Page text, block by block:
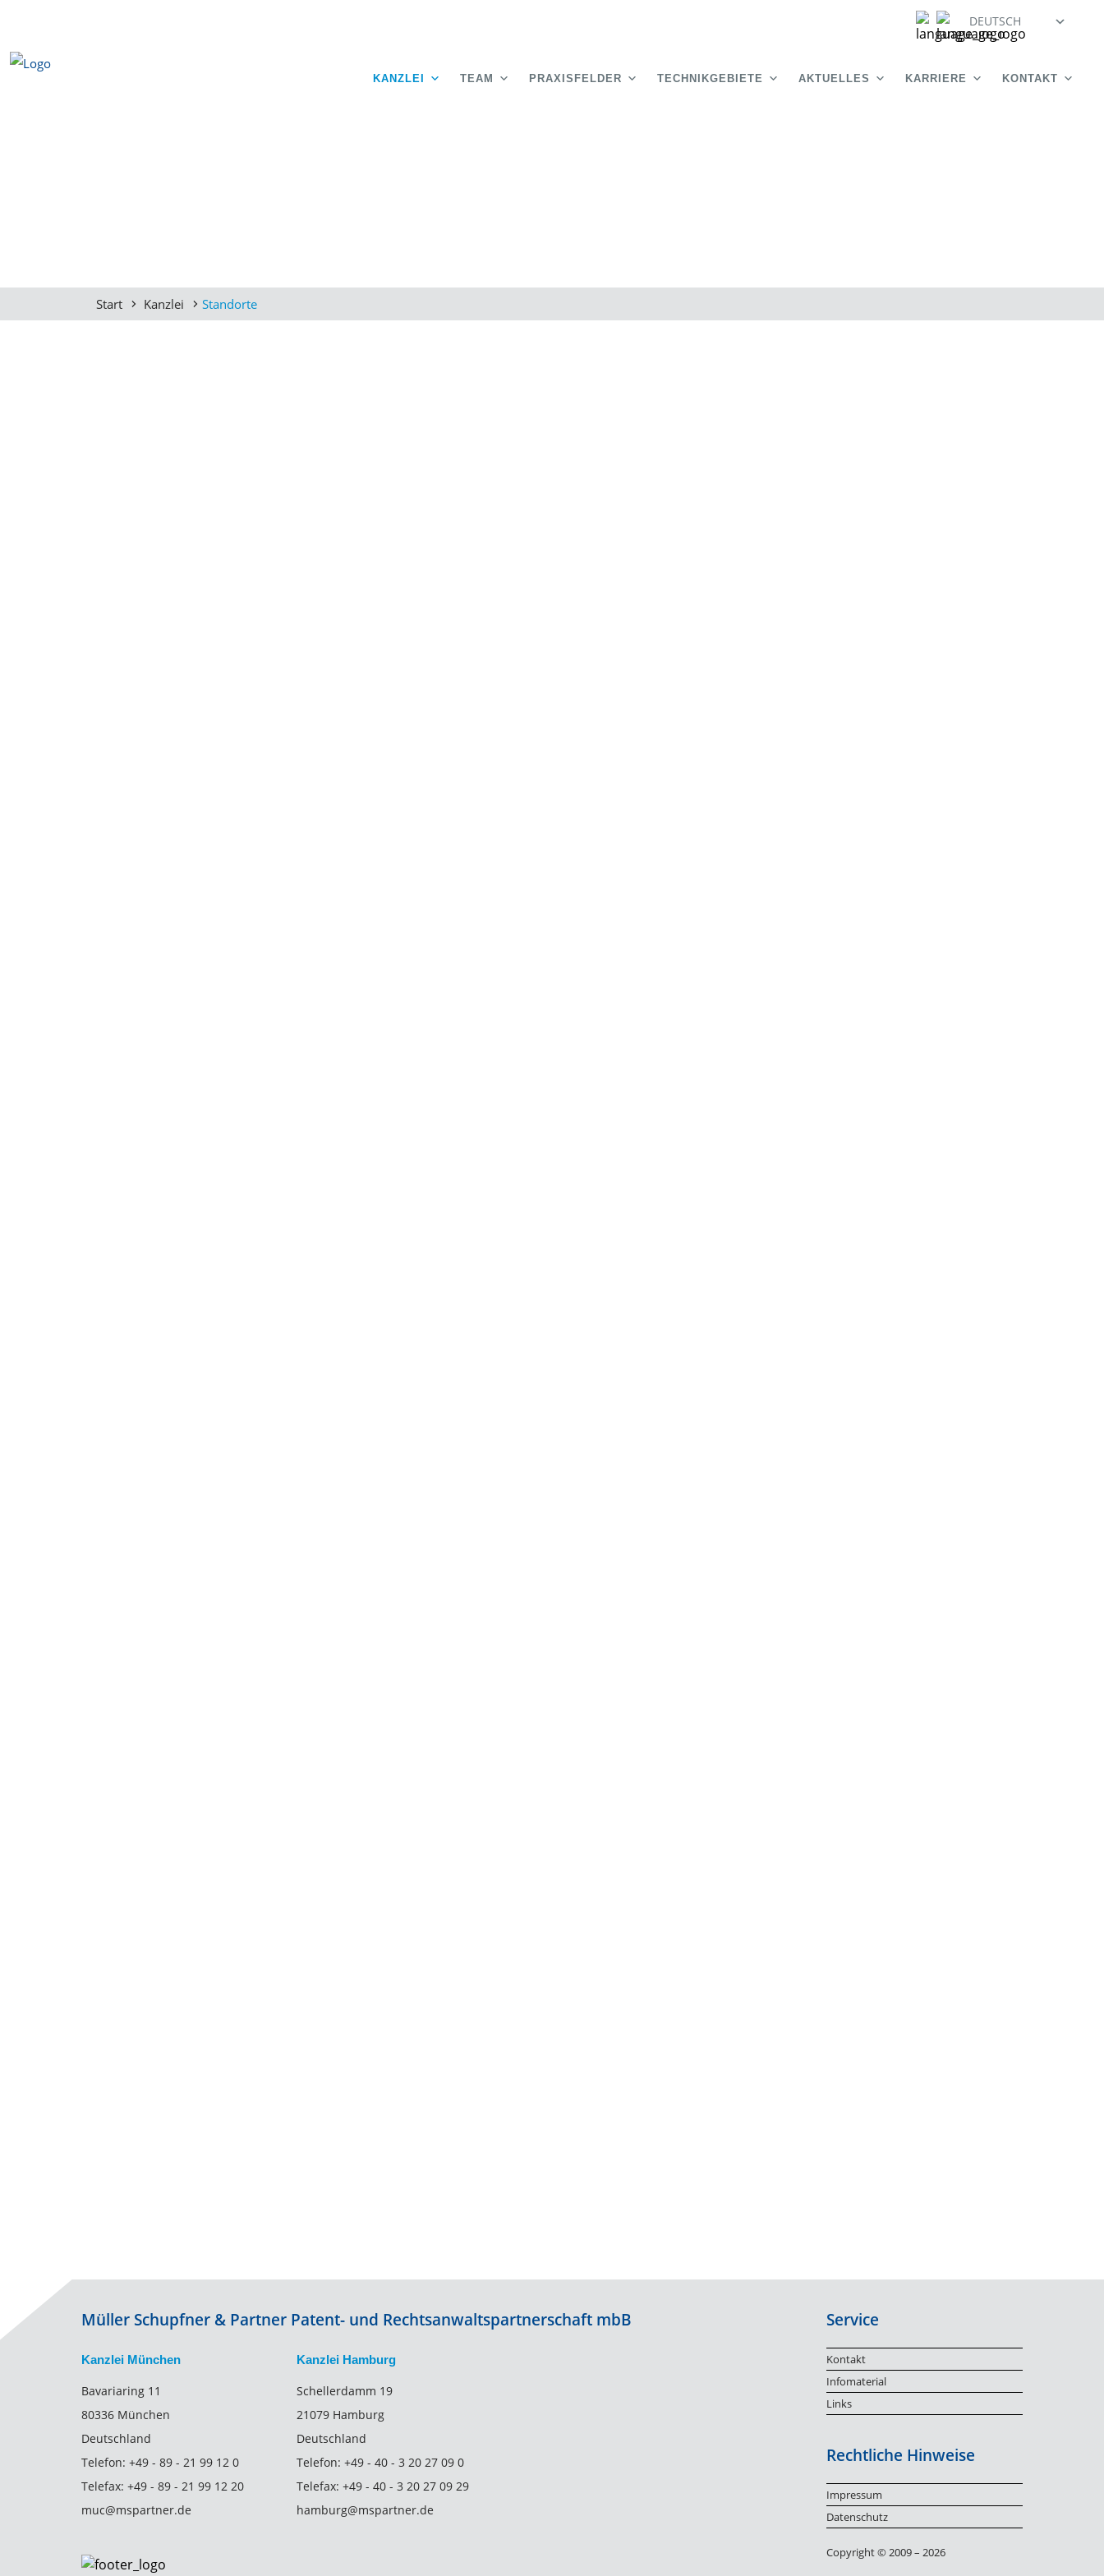
DEUTSCH
KANZLEI TEAM PRAXISFELDER TECHNIKGEBIETE AKTUELLES KARRIERE KONTAKT
Start Kanzlei Standorte
Müller Schupfner & Partner Patent- und Rechtsanwaltspartnerschaft mbB
Kanzlei München
Bavariaring 11
80336 München
Deutschland
Telefon:+49 - 89 - 21 99 12 0
Telefax:+49 - 89 - 21 99 12 20
muc@mspartner.de
Kanzlei Hamburg
Schellerdamm 19
21079 Hamburg
Deutschland
Telefon:+49 - 40 - 3 20 27 09 0
Telefax:+49 - 40 - 3 20 27 09 29
hamburg@mspartner.de
Service
Kontakt
Infomaterial
Links
Rechtliche Hinweise
Impressum
Datenschutz
Copyright © 2009 – 2026